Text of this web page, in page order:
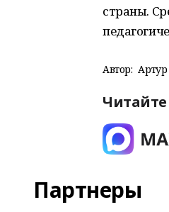
страны.
Автор:
Читайте
Партнеры